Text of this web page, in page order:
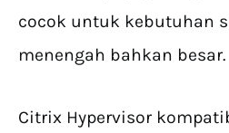
cocok untuk kebutuhan
menengah bahkan besar.
Citrix Hypervisor